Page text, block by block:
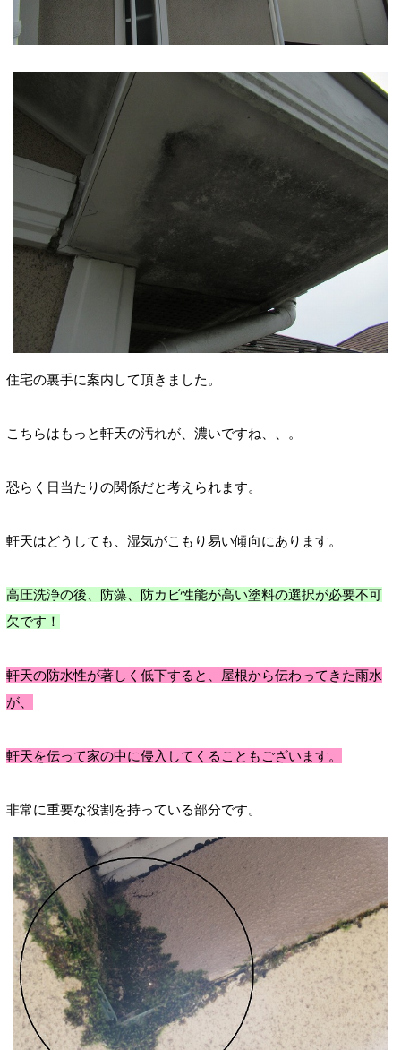
住宅の裏手に案内して頂きました。
こちらはもっと軒天の汚れが、濃いですね、、。
恐らく日当たりの関係だと考えられます。
軒天はどうしても、湿気がこもり易い傾向にあります。
高圧洗浄の後、防藻、防カビ性能が高い塗料の選択が必要不可
欠です！
軒天の防水性が著しく低下すると、屋根から伝わってきた雨水
が、
軒天を伝って家の中に侵入してくることもございます。
非常に重要な役割を持っている部分です。